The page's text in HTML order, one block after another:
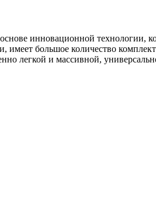
инновационной технологии,
имеет большое количество
легкой и массивной,